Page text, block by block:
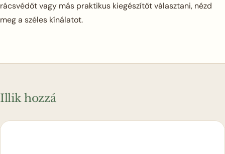
rácsvédőt vagy más praktikus kiegészítőt választani, nézd
meg a széles kínálatot.
Illik hozzá